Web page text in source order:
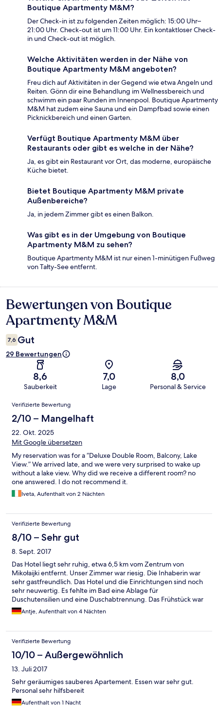
Boutique Apartmenty M&M?
Der Check-in ist zu folgenden Zeiten möglich: 15:00 Uhr–
21:00 Uhr. Check-out ist um 11:00 Uhr. Ein kontaktloser Check-
in und Check-out ist möglich.
Welche Aktivitäten werden in der Nähe von
Boutique Apartmenty M&M angeboten?
Freu dich auf Aktivitäten in der Gegend wie etwa Angeln und
Reiten. Gönn dir eine Behandlung im Wellnessbereich und
schwimm ein paar Runden im Innenpool. Boutique Apartmenty
M&M hat zudem eine Sauna und ein Dampfbad sowie einen
Picknickbereich und einen Garten.
Verfügt Boutique Apartmenty M&M über
Restaurants oder gibt es welche in der Nähe?
Ja, es gibt ein Restaurant vor Ort, das moderne, europäische
Küche bietet.
Bietet Boutique Apartmenty M&M private
Außenbereiche?
Ja, in jedem Zimmer gibt es einen Balkon.
Was gibt es in der Umgebung von Boutique
Apartmenty M&M zu sehen?
Boutique Apartmenty M&M ist nur einen 1-minütigen Fußweg
von Tałty-See entfernt.
Bewertungen
Bewertungen von Boutique
Apartmenty M&M
7,6 Gut
29 Bewertungen
8,6
Sauberkeit
7,0
Lage
8,0
Personal & Service
Bewertungen
Verifizierte Bewertung
2/10 – Mangelhaft
22. Okt. 2025
Mit Google übersetzen
My reservation was for a “Deluxe Double Room, Balcony, Lake
View.” We arrived late, and we were very surprised to wake up
without a lake view. Why did we receive a different room? no
one answered. I do not recommend it.
Iveta, Aufenthalt von 2 Nächten
Verifizierte Bewertung
8/10 – Sehr gut
8. Sept. 2017
Das Hotel liegt sehr ruhig, etwa 6,5 km vom Zentrum von
Mikołaijki entfernt. Unser Zimmer war riesig. Die Inhaberin war
sehr gastfreundlich. Das Hotel und die Einrichtungen sind noch
sehr neuwertig. Es fehlte im Bad eine Ablage für
Duschutensilien und eine Duschabtrennung. Das Frühstück war
gut, mis en place wirkte noch etwas improvisiert. Insgesamt
aber ganz Gutes Preis/Leistungsverhältnis.
Antje, Aufenthalt von 4 Nächten
Verifizierte Bewertung
10/10 – Außergewöhnlich
13. Juli 2017
Sehr geräumiges sauberes Apartement. Essen war sehr gut.
Personal sehr hilfsbereit
Aufenthalt von 1 Nacht